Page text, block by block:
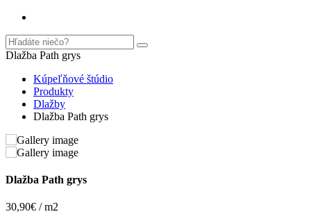
Dlažba Path grys
Kúpeľňové štúdio
Produkty
Dlažby
Dlažba Path grys
Dlažba Path grys
30,90€ / m2